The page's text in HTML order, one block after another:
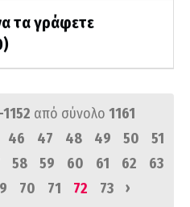
τα γράφετε
από σύνολο 1161
46 47 48 49 50
51
58 59 60 61 62
63
70 71 72 73 ›